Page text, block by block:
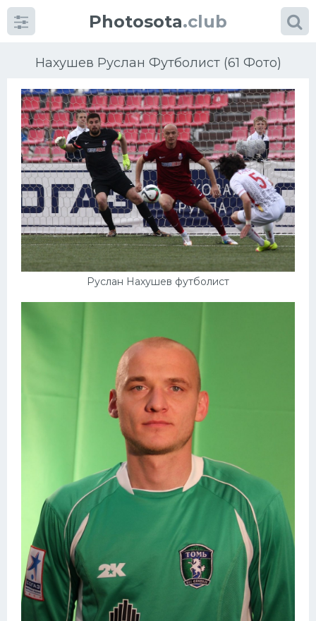
Photosota.club
Нахушев Руслан Футболист (61 Фото)
Руслан Нахушев футболист
Категории Фото
Еще картинки...
Футбол
Баскетбол
Интерьер квартиры